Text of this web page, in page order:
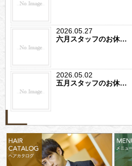
2026.05.27
六月スタッフのお休…
2026.05.02
五月スタッフのお休…